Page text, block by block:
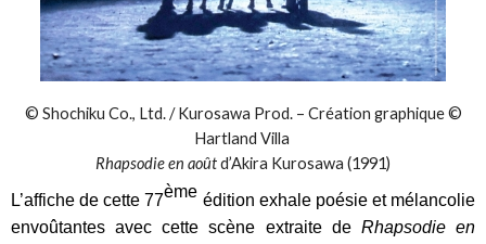
© Shochiku Co., Ltd. / Kurosawa Prod. – Création graphique ©
Hartland Villa
Rhapsodie en aoûtd’Akira Kurosawa (1991)
L’affiche de cette 77ème édition exhale poésie et mélancolie
envoûtantes avec cette scène extraite de Rhapsodie en